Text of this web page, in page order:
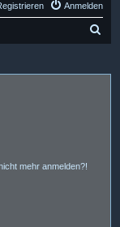
Anmelden
mehr anmelden?!